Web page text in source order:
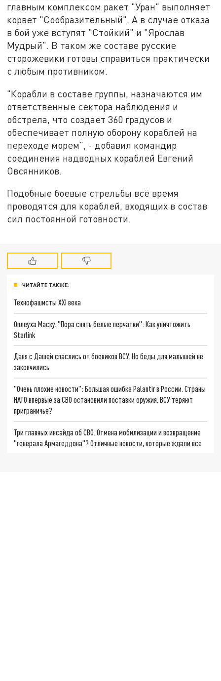
главным комплексом ракет "Уран" выполняет
корвет "Сообразительный". А в случае отказа
в бой уже вступят "Стойкий" и "Ярослав
Мудрый". В таком же составе русские
сторожевики готовы справиться практически
с любым противником.
"Корабли в составе группы, назначаются им
ответственные сектора наблюдения и
обстрела, что создает 360 градусов и
обеспечивает полную оборону кораблей на
переходе морем", - добавил командир
соединения надводных кораблей Евгений
Овсянников.
Подобные боевые стрельбы всё время
проводятся для кораблей, входящих в состав
сил постоянной готовности.
ЧИТАЙТЕ ТАКЖЕ:
Технофашисты XXI века
Оплеуха Маску. "Пора снять белые перчатки": Как уничтожить
Starlink
Даня с Дашей спаслись от боевиков ВСУ. Но беды для малышей не
закончились
"Очень плохие новости": Большая ошибка Palantir в России. Страны
НАТО впервые за СВО остановили поставки оружия. ВСУ теряют
приграничье?
Три главных инсайда об СВО. Отмена мобилизации и возвращение
"генерала Армагеддона"? Отличные новости, которые ждали все